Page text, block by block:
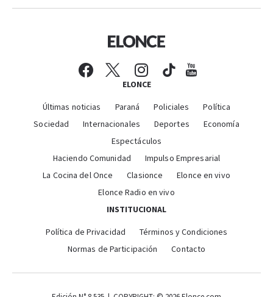
ELONCE
Últimas noticias Paraná Policiales
Política
Sociedad
Internacionales Deportes
Economía
Espectáculos
Haciendo Comunidad
Impulso Empresarial
La Cocina del Once
Clasionce
Elonce en vivo
Elonce Radio en vivo
INSTITUCIONAL
Política de Privacidad
Términos y Condiciones
Normas de Participación
Contacto